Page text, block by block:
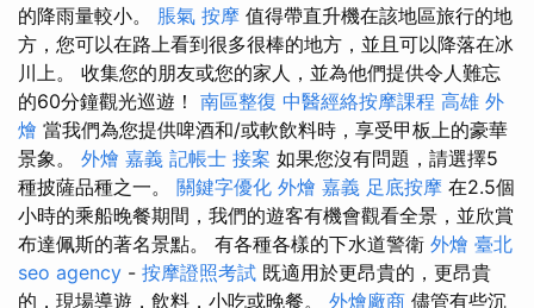
的降雨量較小。 脹氣 按摩 值得帶直升機在該地區旅行的地
方，您可以在路上看到很多很棒的地方，並且可以降落在冰
川上。 收集您的朋友或您的家人，並為他們提供令人難忘
的60分鐘觀光巡遊！ 南區整復 中醫經絡按摩課程 高雄 外
燴 當我們為您提供啤酒和/或軟飲料時，享受甲板上的豪華
景象。 外燴 嘉義 記帳士 接案 如果您沒有問題，請選擇5
種披薩品種之一。 關鍵字優化 外燴 嘉義 足底按摩 在2.5個
小時的乘船晚餐期間，我們的遊客有機會觀看全景，並欣賞
布達佩斯的著名景點。 有各種各樣的下水道警衛 外燴 臺北
seo agency - 按摩證照考試 既適用於更昂貴的，更昂貴
的，現場導遊，飲料，小吃或晚餐。 外燴廠商 儘管有些沉